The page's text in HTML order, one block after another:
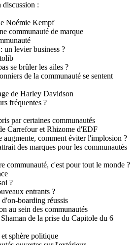
discussion :
Noémie Kempf
communauté de marque
un levier business ?
se brûler les ailes ?
de la communauté se sentent
de Harley Davidson
fréquentes ?
par certaines communautés
Carrefour et Rhizome d'EDF
augmente, comment éviter l'implosion ?
des marques pour les communautés
communauté, c'est pour tout le monde ?
?
entrants ?
boarding réussis
au sein des communautés
de la prise du Capitole du 6
sphère politique